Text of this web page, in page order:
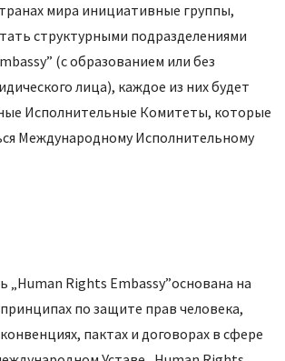
мира инициативные группы,
структурными подразделениями
(с образованием или без
лица), каждое из них будет
Исполнительные Комитеты, которые
Международному Исполнительному
„Human Rights Embassy”основана на
по защите прав человека,
пактах и договорах в сфере